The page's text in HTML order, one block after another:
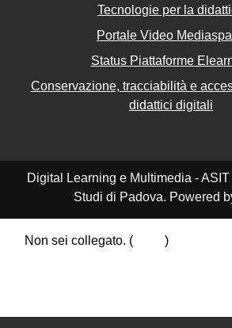
Tecnologie per la
Portale Video
Status Piattaforme
Conservazione, tracciabilità e
didattici digitali
Digital Learning e Multimedia -
Studi di Padova. Powered
Non sei collegato. (
)